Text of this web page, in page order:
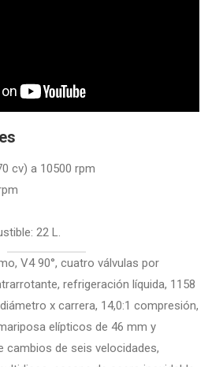
cv) a 10500 rpm
22 L.
V4 90°, cuatro válvulas por
refrigeración líquida, 1158
x carrera, 14,0:1 compresión,
elípticos de 46 mm y
cambios de seis velocidades,